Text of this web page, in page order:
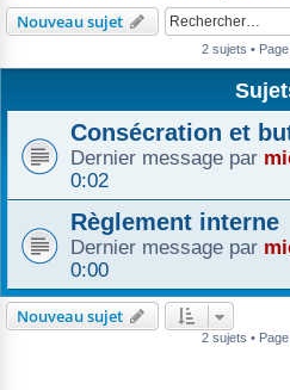
Nouveau sujet
2 sujets • Page
Consécration et
Dernier message par
0:02
Règlement interne
Dernier message par
0:00
Nouveau sujet
2 sujets • Page